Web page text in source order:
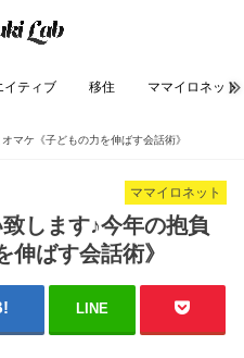
イティブ 移住 ママイロネット
マケ《子どもの力を伸ばす会話術》
ママイロネット
します♪今年の抱負
伸ばす会話術》
LINE